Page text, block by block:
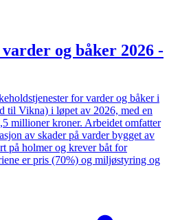
og båker 2026 -
for varder og båker i
til Vikna) i løpet av 2026, med en
millioner kroner. Arbeidet omfatter
av skader på varder bygget av
på holmer og krever båt for
er pris (70%) og miljøstyring og